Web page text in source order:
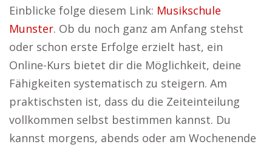
Einblicke folge diesem Link: Musikschule
Munster. Ob du noch ganz am Anfang stehst
oder schon erste Erfolge erzielt hast, ein
Online-Kurs bietet dir die Möglichkeit, deine
Fähigkeiten systematisch zu steigern. Am
praktischsten ist, dass du die Zeiteinteilung
vollkommen selbst bestimmen kannst. Du
kannst morgens, abends oder am Wochenende